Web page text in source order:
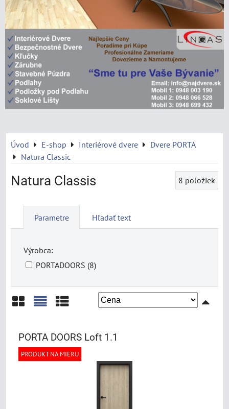
Úvod E-shop Interiérové dvere
Dvere PORTA
Natura Classic
Natura Classis 8 položiek
Parametre Hľadať text
Výrobca:
PORTADOORS (8)
PORTA DOORS Loft 1.1
PRODUKT NA MIERU